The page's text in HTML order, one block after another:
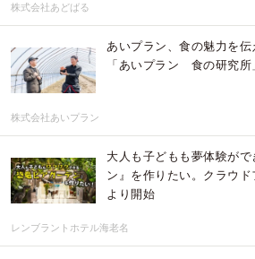
株式会社あどばる
あいプラン、食の魅力を
「あいプラン 食の研究所
株式会社あいプラン
大人も子どもも夢体験が
ン』を作りたい。クラウ
より開始
レンブラントホテル海老名